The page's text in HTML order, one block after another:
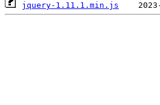
jquery-1.11.1.min.js